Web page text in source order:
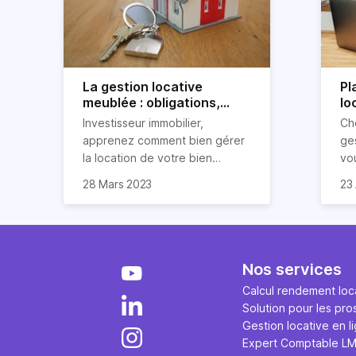
La gestion locative
meublée : obligations,
avantages et
inconvénients
Investisseur immobilier,
apprenez comment bien gérer
la location de votre bien
quelles sont vos obligations en
avantages et inconvénients
28 Mars 2023 23
Nos services
Calcul rendement
Solution pour les
Gestion locative en
Expert Comptable